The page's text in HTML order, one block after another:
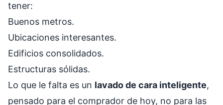
tener:
Buenos metros.
Ubicaciones interesantes.
Edificios consolidados.
Estructuras sólidas.
Lo que le falta es un lavado de cara inteligente,
pensado para el comprador de hoy, no para las